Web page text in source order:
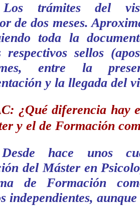
Los trámites del
de dos meses.
toda la
respectivos sellos
entre la
y la llegada del
: ¿Qué diferencia hay
y el de Formación
Desde hace unos
del Máster en
de Formación
independientes,